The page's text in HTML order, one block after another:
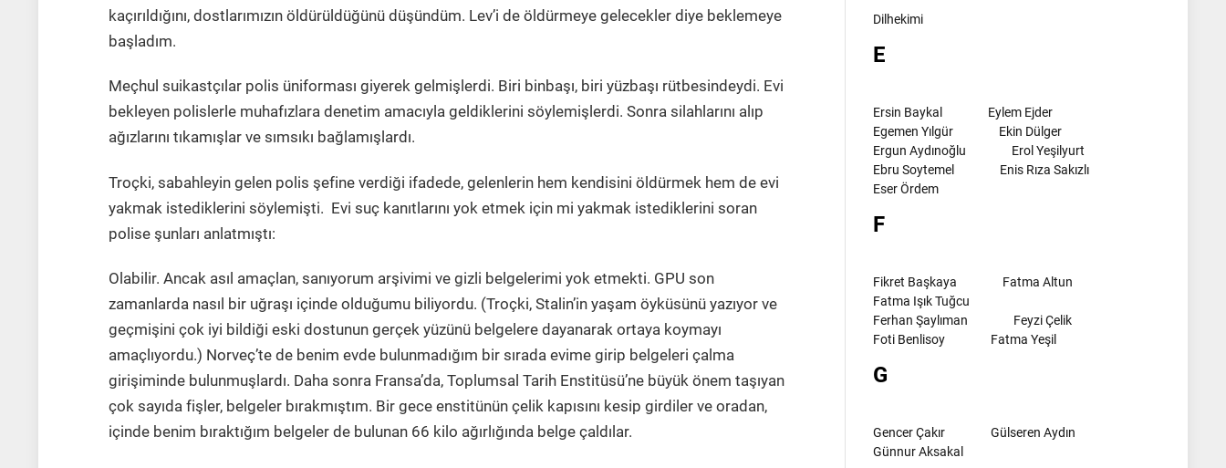
kaçırıldığını, dostlarımızın öldürüldüğünü düşündüm. Lev’i de öldürmeye gelecekler diye beklemeye
başladım.
Meçhul suikastçılar polis üniforması giyerek gelmişlerdi. Biri binbaşı, biri yüzbaşı rütbesindeydi. Evi
bekleyen polislerle muhafızlara denetim amacıyla geldiklerini söylemişlerdi. Sonra silahlarını alıp
ağızlarını tıkamışlar ve sımsıkı bağlamışlardı.
Troçki, sabahleyin gelen polis şefine verdiği ifadede, gelenlerin hem kendisini öldürmek hem de evi
yakmak istediklerini söylemişti. Evi suç kanıtlarını yok etmek için mi yakmak istediklerini soran
polise şunları anlatmıştı:
Olabilir. Ancak asıl amaçlan, sanıyorum arşivimi ve gizli belgelerimi yok etmekti. GPU son
zamanlarda nasıl bir uğraşı içinde olduğumu biliyordu. (Troçki, Stalin’in yaşam öyküsünü yazıyor ve
geçmişini çok iyi bildiği eski dostunun gerçek yüzünü belgelere dayanarak ortaya koymayı
amaçlıyordu.) Norveç’te de benim evde bulunmadığım bir sırada evime girip belgeleri çalma
girişiminde bulunmuşlardı. Daha sonra Fransa’da, Toplumsal Tarih Enstitüsü’ne büyük önem taşıyan
çok sayıda fişler, belgeler bırakmıştım. Bir gece enstitünün çelik kapısını kesip girdiler ve oradan,
içinde benim bıraktığım belgeler de bulunan 66 kilo ağırlığında belge çaldılar.
Dilhekimi
E
Ersin Baykal
Eylem Ejder
Egemen Yılgür
Ekin Dülger
Ergun Aydınoğlu
Erol Yeşilyurt
Ebru Soytemel
Enis Rıza Sakızlı
Eser Ördem
F
Fikret Başkaya
Fatma Altun
Fatma Işık Tuğcu
Ferhan Şaylıman
Feyzi Çelik
Foti Benlisoy
Fatma Yeşil
G
Gencer Çakır
Gülseren Aydın
Günnur Aksakal